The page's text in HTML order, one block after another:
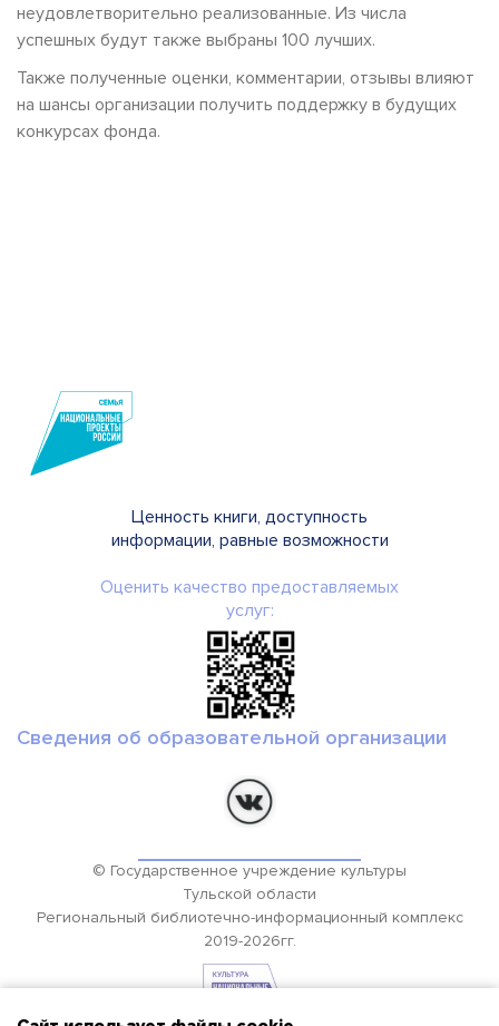
неудовлетворительно реализованные. Из числа
успешных будут также выбраны 100 лучших.
Также полученные оценки, комментарии, отзывы влияют
на шансы организации получить поддержку в будущих
конкурсах фонда.
Ценность книги, доступность
информации, равные возможности
Оценить качество предоставляемых
услуг:
Сведения об образовательной организации
© Государственное учреждение культуры
Тульской области
Региональный библиотечно-информационный комплекс
2019-2026гг.